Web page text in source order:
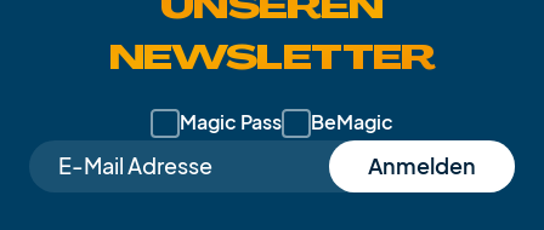
UNSEREN
NEWSLETTER
Magic Pass BeMagic
Anmelden